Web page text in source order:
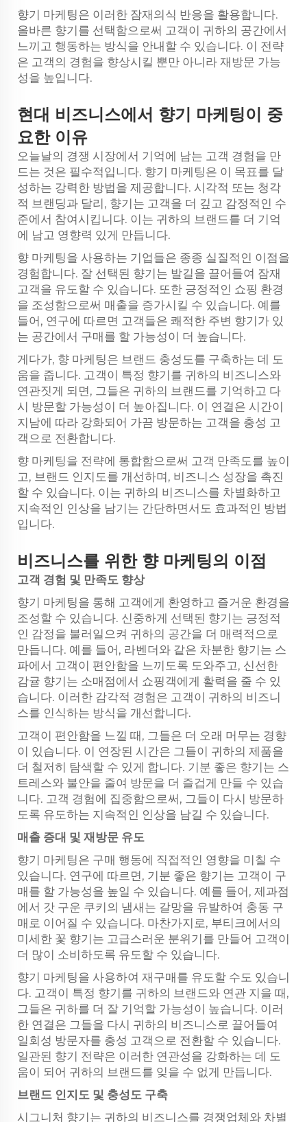
향기 마케팅은 이러한 잠재의식 반응을 활용합니다.
올바른 향기를 선택함으로써 고객이 귀하의 공간에서
느끼고 행동하는 방식을 안내할 수 있습니다. 이 전략
은 고객의 경험을 향상시킬 뿐만 아니라 재방문 가능
성을 높입니다.
현대 비즈니스에서 향기 마케팅이 중
요한 이유
오늘날의 경쟁 시장에서 기억에 남는 고객 경험을 만
드는 것은 필수적입니다. 향기 마케팅은 이 목표를 달
성하는 강력한 방법을 제공합니다. 시각적 또는 청각
적 브랜딩과 달리, 향기는 고객을 더 깊고 감정적인 수
준에서 참여시킵니다. 이는 귀하의 브랜드를 더 기억
에 남고 영향력 있게 만듭니다.
향 마케팅을 사용하는 기업들은 종종 실질적인 이점을
경험합니다. 잘 선택된 향기는 발길을 끌어들여 잠재
고객을 유도할 수 있습니다. 또한 긍정적인 쇼핑 환경
을 조성함으로써 매출을 증가시킬 수 있습니다. 예를
들어, 연구에 따르면 고객들은 쾌적한 주변 향기가 있
는 공간에서 구매를 할 가능성이 더 높습니다.
게다가, 향 마케팅은 브랜드 충성도를 구축하는 데 도
움을 줍니다. 고객이 특정 향기를 귀하의 비즈니스와
연관짓게 되면, 그들은 귀하의 브랜드를 기억하고 다
시 방문할 가능성이 더 높아집니다. 이 연결은 시간이
지남에 따라 강화되어 가끔 방문하는 고객을 충성 고
객으로 전환합니다.
향 마케팅을 전략에 통합함으로써 고객 만족도를 높이
고, 브랜드 인지도를 개선하며, 비즈니스 성장을 촉진
할 수 있습니다. 이는 귀하의 비즈니스를 차별화하고
지속적인 인상을 남기는 간단하면서도 효과적인 방법
입니다.
비즈니스를 위한 향 마케팅의 이점
고객 경험 및 만족도 향상
향기 마케팅을 통해 고객에게 환영하고 즐거운 환경을
조성할 수 있습니다. 신중하게 선택된 향기는 긍정적
인 감정을 불러일으켜 귀하의 공간을 더 매력적으로
만듭니다. 예를 들어, 라벤더와 같은 차분한 향기는 스
파에서 고객이 편안함을 느끼도록 도와주고, 신선한
감귤 향기는 소매점에서 쇼핑객에게 활력을 줄 수 있
습니다. 이러한 감각적 경험은 고객이 귀하의 비즈니
스를 인식하는 방식을 개선합니다.
고객이 편안함을 느낄 때, 그들은 더 오래 머무는 경향
이 있습니다. 이 연장된 시간은 그들이 귀하의 제품을
더 철저히 탐색할 수 있게 합니다. 기분 좋은 향기는 스
트레스와 불안을 줄여 방문을 더 즐겁게 만들 수 있습
니다. 고객 경험에 집중함으로써, 그들이 다시 방문하
도록 유도하는 지속적인 인상을 남길 수 있습니다.
매출 증대 및 재방문 유도
향기 마케팅은 구매 행동에 직접적인 영향을 미칠 수
있습니다. 연구에 따르면, 기분 좋은 향기는 고객이 구
매를 할 가능성을 높일 수 있습니다. 예를 들어, 제과점
에서 갓 구운 쿠키의 냄새는 갈망을 유발하여 충동 구
매로 이어질 수 있습니다. 마찬가지로, 부티크에서의
미세한 꽃 향기는 고급스러운 분위기를 만들어 고객이
더 많이 소비하도록 유도할 수 있습니다.
향기 마케팅을 사용하여 재구매를 유도할 수도 있습니
다. 고객이 특정 향기를 귀하의 브랜드와 연관 지을 때,
그들은 귀하를 더 잘 기억할 가능성이 높습니다. 이러
한 연결은 그들을 다시 귀하의 비즈니스로 끌어들여
일회성 방문자를 충성 고객으로 전환할 수 있습니다.
일관된 향기 전략은 이러한 연관성을 강화하는 데 도
움이 되어 귀하의 브랜드를 잊을 수 없게 만듭니다.
브랜드 인지도 및 충성도 구축
시그니처 향기는 귀하의 비즈니스를 경쟁업체와 차별